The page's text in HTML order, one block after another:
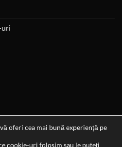
uri
oferi cea mai bună experiență pe
cookie-uri folosim sau le puteți